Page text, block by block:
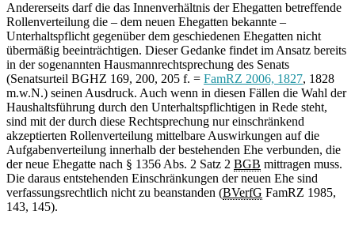
Andererseits darf die das Innenverhältnis der Ehegatten betreffende
Rollenverteilung die – dem neuen Ehegatten bekannte –
Unterhaltspflicht gegenüber dem geschiedenen Ehegatten nicht
übermäßig beeinträchtigen. Dieser Gedanke findet im Ansatz bereits
in der sogenannten Hausmannrechtsprechung des Senats
(Senatsurteil BGHZ 169, 200, 205 f. = FamRZ 2006, 1827, 1828
m.w.N.) seinen Ausdruck. Auch wenn in diesen Fällen die Wahl der
Haushaltsführung durch den Unterhaltspflichtigen in Rede steht,
sind mit der durch diese Rechtsprechung nur einschränkend
akzeptierten Rollenverteilung mittelbare Auswirkungen auf die
Aufgabenverteilung innerhalb der bestehenden Ehe verbunden, die
der neue Ehegatte nach § 1356 Abs. 2 Satz 2 BGB mittragen muss.
Die daraus entstehenden Einschränkungen der neuen Ehe sind
verfassungsrechtlich nicht zu beanstanden (BVerfG FamRZ 1985,
143, 145).